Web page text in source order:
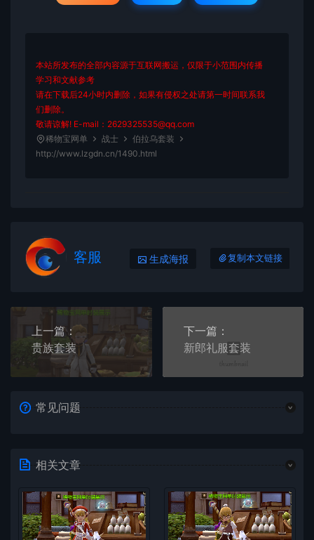
本站所发布的全部内容源于互联网搬运，仅限于小范围内传播
学习和文献参考
请在下载后24小时内删除，如果有侵权之处请第一时间联系我
们删除。
敬请谅解! E-mail：2629325535@qq.com
稀物宝网单
战士
伯拉乌套装
http://www.lzgdn.cn/1490.html
客服 生成海报 复制本文链接
上一篇：
贵族套装
下一篇：
新郎礼服套装
常见问题
相关文章